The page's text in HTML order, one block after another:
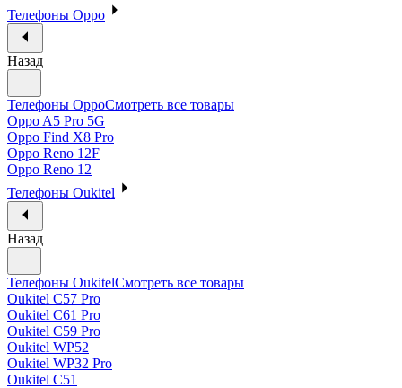
Телефоны Oppo
Назад
Телефоны OppoСмотреть все товары
Oppo A5 Pro 5G
Oppo Find X8 Pro
Oppo Reno 12F
Oppo Reno 12
Телефоны Oukitel
Назад
Телефоны OukitelСмотреть все товары
Oukitel C57 Pro
Oukitel C61 Pro
Oukitel C59 Pro
Oukitel WP52
Oukitel WP32 Pro
Oukitel C51